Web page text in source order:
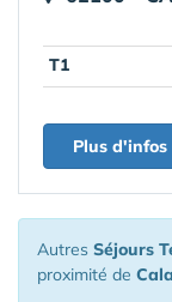
T1
Plus
Autres Séjours
proximité de